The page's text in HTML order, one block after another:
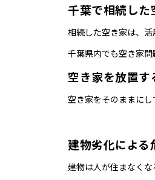
千葉で相続した
相続した空き家は、活
千葉県内でも空き家問
空き家を放置
空き家をそのままにし
建物劣化による
建物は人が住まなくな